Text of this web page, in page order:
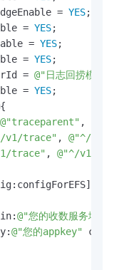
=
YES;
=
YES;
=
YES;
=
YES;
=
@"日志回捞模
=
YES;
@"traceparent" ,
v1/trace" , @"^/v1/
trace" , @"^/v1/
@"您的收数服务域名"
@"您的appkey"